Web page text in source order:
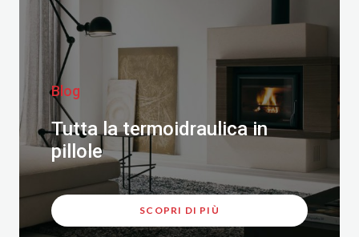
Blog
Tutta la termoidraulica in
pillole
SCOPRI DI PIÙ